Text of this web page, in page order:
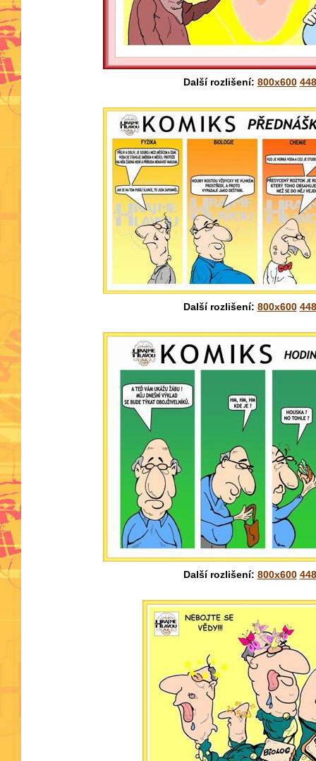
Další rozlišení: 800x600
Další rozlišení: 800x600
Další rozlišení: 800x600